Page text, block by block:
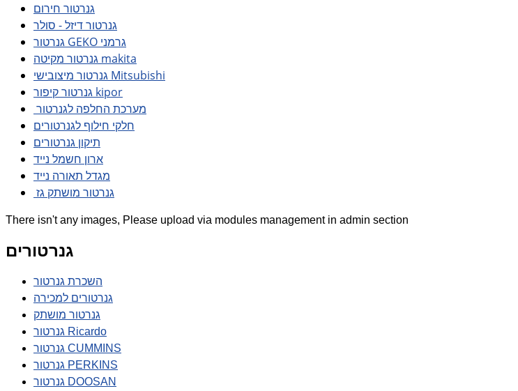
גנרטור חירום
גנרטור דיזל - סולר
גנרטור GEKO גרמני
גנרטור מקיטה makita
גנרטור מיצובישי Mitsubishi
גנרטור קיפור kipor
מערכת החלפה לגנרטור
חלקי חילוף לגנרטורים
תיקון גנרטורים
ארון חשמל נייד
מגדל תאורה נייד
גנרטור מושתק גז
There isn't any images, Please upload via modules management in admin section
גנרטורים
השכרת גנרטור
גנרטורים למכירה
גנרטור מושתק
גנרטור Ricardo
גנרטור CUMMINS
גנרטור PERKINS
גנרטור DOOSAN